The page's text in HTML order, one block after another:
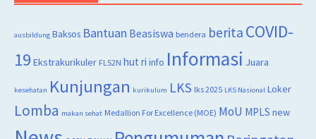
ausbildung Baksos Bantuan Beasiswa bendera berita COVID-
19 Ekstrakurikuler FLS2N hut ri info Informasi Juara
kesehatan Kunjungan kurikulum LKS lks 2025 LKS Nasional Loker
Lomba makan sehat Medallion For Excellence (MOE) MoU MPLS new